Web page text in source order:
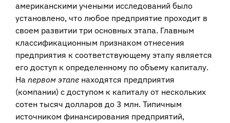
американскими учеными исследований было
установлено, что любое пред­приятие проходит в
своем развитии три основных этапа. Главным
классификаци­онным признаком отнесения
предприятия к соответствующему этапу является
его доступ к определенному по объему капиталу.
На первом этапе находятся предприятия
(компании) с до­ступом к капиталу от нескольких
сотен тысяч долларов до 3 млн. Типичным
источником финансирования предприятий,